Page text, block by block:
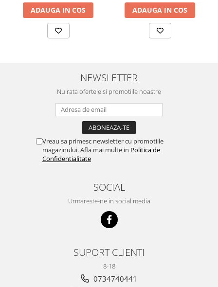
ADAUGA IN COS ADAUGA IN COS
NEWSLETTER
Nu rata ofertele si promotiile noastre
Vreau sa primesc newsletter cu promotiile
magazinului. Afla mai multe in Politica de
Confidentialitate
SOCIAL
Urmareste-ne in social media
SUPORT CLIENTI
8-18
0734740441